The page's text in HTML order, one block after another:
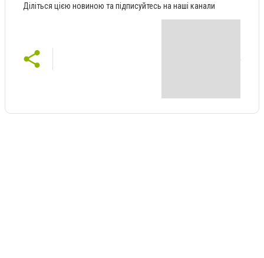
Діліться цією новиною та підписуйтесь на наші канали